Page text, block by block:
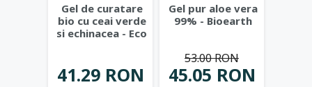
Gel de curatare
bio cu ceai verde
si echinacea - Eco
41.29 RON
Gel pur aloe vera
99% - Bioearth
45.05 RON
53.00 RON